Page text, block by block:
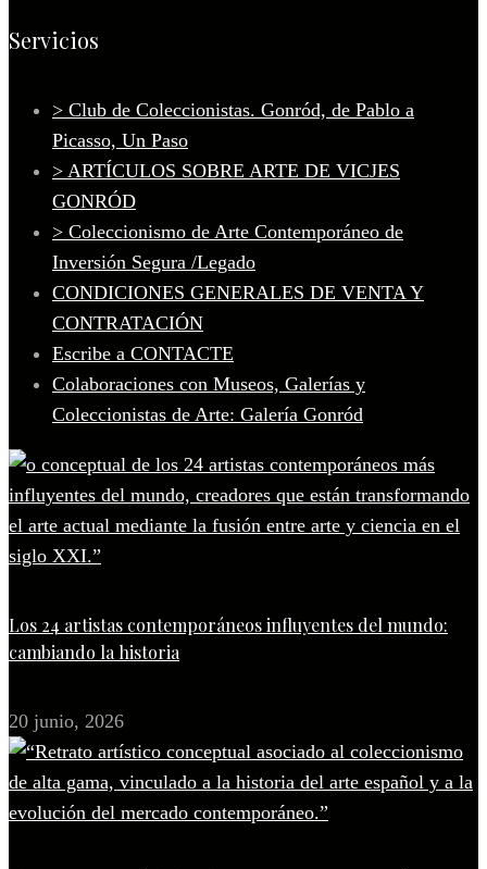
Servicios
> Club de Coleccionistas. Gonród, de Pablo a
Picasso, Un Paso
> ARTÍCULOS SOBRE ARTE DE VICJES
GONRÓD
> Coleccionismo de Arte Contemporáneo de
Inversión Segura /Legado
CONDICIONES GENERALES DE VENTA Y
CONTRATACIÓN
Escribe a CONTACTE
Colaboraciones con Museos, Galerías y
Coleccionistas de Arte: Galería Gonród
Los 24 artistas contemporáneos influyentes del mundo:
cambiando la historia
20 junio, 2026